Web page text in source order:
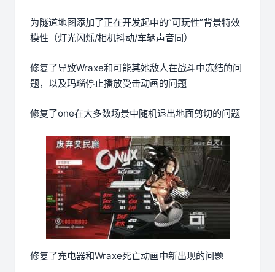
为隧道地图添加了正在开发起中的”可玩性”背景特效
模性（灯光闪烁/相机抖动/车辆声音同）
修复了导致Wraxe和可能其她敌人在战斗中冻结的问
题，以及玛瑙停止播放受击动画的问题
修复了one在大多数场景中随机退出地面剪切的问题
修复了充电器和Wraxe死亡动画中新出现的问题